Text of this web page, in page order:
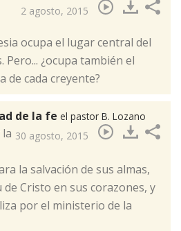
2 agosto, 2015
ocupa el lugar central del
¿ocupa también el
de cada creyente?
de la fe el pastor B. Lozano
30 agosto, 2015
la salvación de sus almas,
Cristo en sus corazones, y
por el ministerio de la